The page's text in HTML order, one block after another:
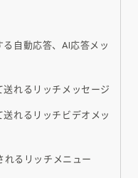
自動応答、AI応答メッ
れるリッチメッセージ
れるリッチビデオメッ
れるリッチメニュー